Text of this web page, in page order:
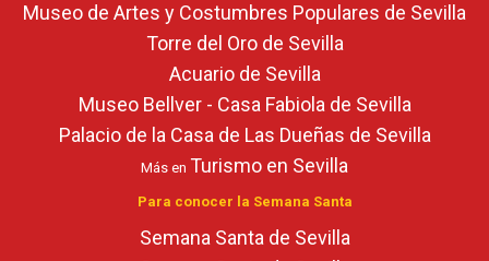
Museo de Artes y Costumbres Populares de Sevilla
Torre del Oro de Sevilla
Acuario de Sevilla
Museo Bellver - Casa Fabiola de Sevilla
Palacio de la Casa de Las Dueñas de Sevilla
Más en Turismo en Sevilla
Para conocer la Semana Santa
Semana Santa de Sevilla